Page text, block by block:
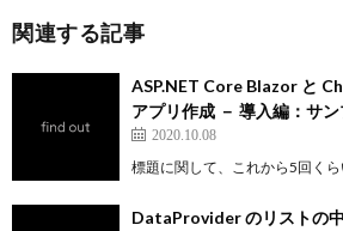
関連する記事
ASP.NET Core Blazor と
アプリ作成 － 導入編：サ
2020.10.08
標題に関して、これから5回く
DataProvider のリストの